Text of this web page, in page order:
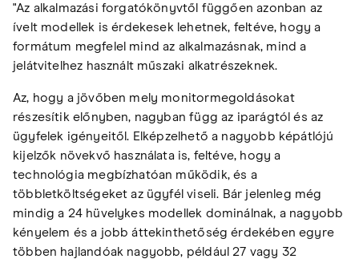
"Az alkalmazási forgatókönyvtől függően azonban az
ívelt modellek is érdekesek lehetnek, feltéve, hogy a
formátum megfelel mind az alkalmazásnak, mind a
jelátvitelhez használt műszaki alkatrészeknek.
Az, hogy a jövőben mely monitormegoldásokat
részesítik előnyben, nagyban függ az iparágtól és az
ügyfelek igényeitől. Elképzelhető a nagyobb képátlójú
kijelzők növekvő használata is, feltéve, hogy a
technológia megbízhatóan működik, és a
többletköltségeket az ügyfél viseli. Bár jelenleg még
mindig a 24 hüvelykes modellek dominálnak, a nagyobb
kényelem és a jobb áttekinthetőség érdekében egyre
többen hajlandóak nagyobb, például 27 vagy 32